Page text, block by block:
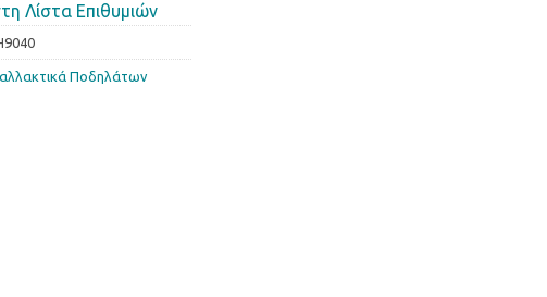
Λίστα Επιθυμιών
Ποδηλάτων